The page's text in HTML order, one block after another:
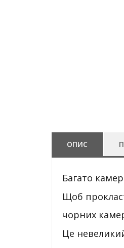
ОПИС
Багато камер
Щоб
чорних
Це